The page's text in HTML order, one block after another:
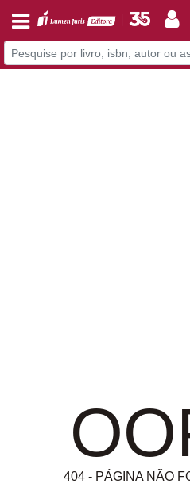
404 - PÁGINA NÃO